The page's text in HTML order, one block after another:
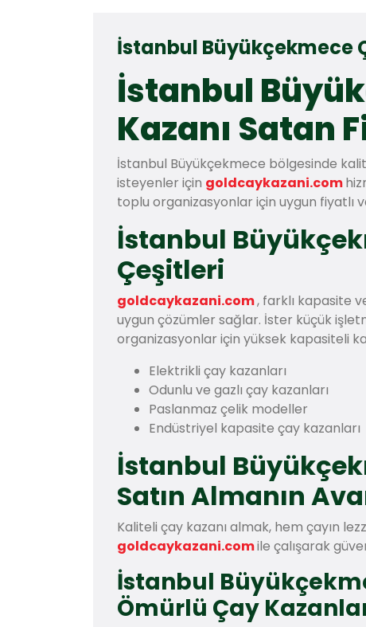
İstanbul Büyükçekmece
İstanbul
Kazanı Satan
İstanbul Büyükçekmece bölgesinde
isteyenler için goldcaykazani.com
toplu organizasyonlar için uygun fiyatlı
İstanbul
Çeşitleri
goldcaykazani.com, farklı kapasite
uygun çözümler sağlar. İster küçük
organizasyonlar için yüksek kapasiteli
Elektrikli çay kazanları
Odunlu ve gazlı çay kazanları
Paslanmaz çelik modeller
Endüstriyel kapasite çay kazanları
İstanbul
Satın Almanın
Kaliteli çay kazanı almak, hem çayın
goldcaykazani.comile çalışarak
İstanbul
Ömürlü Çay